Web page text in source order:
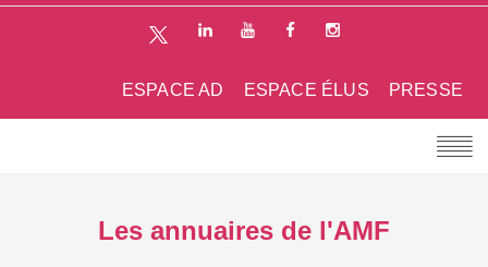
PRESSE
ESPACE ÉLUS
ESPACE AD
Les annuaires de l'AMF